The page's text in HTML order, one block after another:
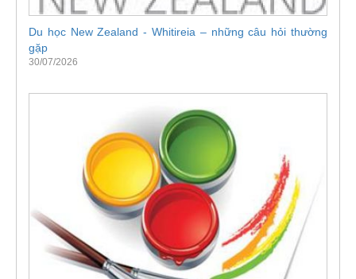
Du học New Zealand - Whitireia – những câu hỏi thường
gặp
30/07/2026